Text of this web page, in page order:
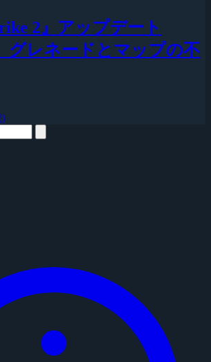
2』アップデート
グレネードとマップの不